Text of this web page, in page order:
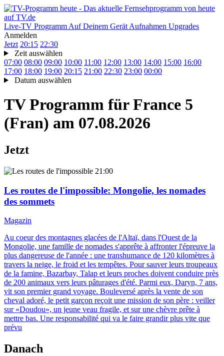
Live-TV Programm Auf Deinem Gerät Aufnahmen Upgrades
Anmelden
Jetzt 20:15 22:30
Zeit auswählen
07:00 08:00 09:00 10:00 11:00 12:00 13:00 14:00 15:00 16:00
17:00 18:00 19:00 20:15 21:00 22:30 23:00 00:00
Datum auswählen
TV Programm für France 5
(Fran) am 07.08.2026
Jetzt
21:00
Les routes de l'impossible: Mongolie, les nomades
des sommets
Magazin
Au coeur des montagnes glacées de l'Altaï, dans l'Ouest de la
Mongolie, une famille de nomades s'apprête à affronter l'épreuve la
plus dangereuse de l'année : une transhumance de 120 kilomètres à
travers la neige, le froid et les tempêtes. Pour sauver leurs troupeaux
de la famine, Bazarbay, Talap et leurs proches doivent conduire près
de 200 animaux vers leurs pâturages d'été. Parmi eux, Daryn, 7 ans,
vit son premier grand voyage. Bouleversé après la vente de son
cheval adoré, le petit garçon reçoit une mission de son père : veiller
sur «Doudou», un jeune veau fragile, et sur une chèvre prête à
mettre bas. Une responsabilité qui va le faire grandir plus vite que
prévu
Danach